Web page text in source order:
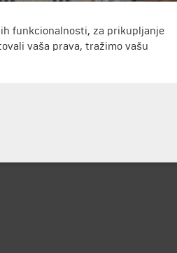
Zgrada predstavlja
u požaru i više puta je
znamenitostima u palati
i dobio je ime prema
funkcionalnosti, za prikupljanje
vaša prava, tražimo vašu